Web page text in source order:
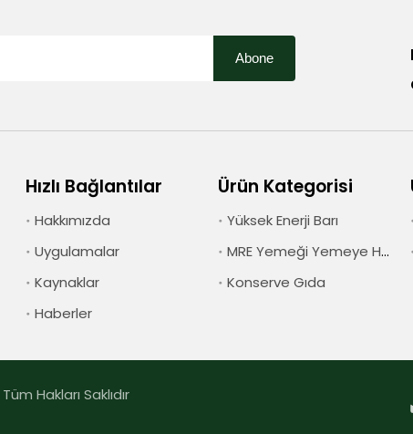
Abone
Hızlı Bağlantılar
Hakkımızda
Uygulamalar
Kaynaklar
Haberler
Ürün Kategorisi
Yüksek Enerji Barı
MRE Yemeği Yemeye Hazır
Konserve Gıda
Hakları Saklıdır